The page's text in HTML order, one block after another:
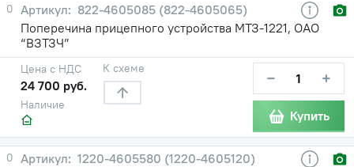
0
822-4605085 (822-4605065)
Поперечина прицепного устройства МТЗ-1221, ОАО
“ВЗТЗЧ”
Наличие
Цена с НДС
24 700 руб.
К схеме − +
Купить
0
1220-4605580 (1220-4605120)